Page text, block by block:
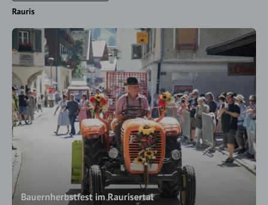
Rauris
Bauernherbstfest im Raurisertal